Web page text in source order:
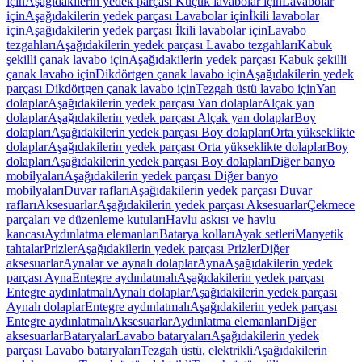
içinAşağıdakilerin yedek parçası Lavabolar içinİkili lavabolar
içinAşağıdakilerin yedek parçası İkili lavabolar içinLavabo
tezgahlarıAşağıdakilerin yedek parçası Lavabo tezgahlarıKabuk
şekilli çanak lavabo içinAşağıdakilerin yedek parçası Kabuk şekilli
çanak lavabo içinDikdörtgen çanak lavabo içinAşağıdakilerin yedek
parçası Dikdörtgen çanak lavabo içinTezgah üstü lavabo içinYan
dolaplarAşağıdakilerin yedek parçası Yan dolaplarAlçak yan
dolaplarAşağıdakilerin yedek parçası Alçak yan dolaplarBoy
dolaplarıAşağıdakilerin yedek parçası Boy dolaplarıOrta yükseklikte
dolaplarAşağıdakilerin yedek parçası Orta yükseklikte dolaplarBoy
dolaplarıAşağıdakilerin yedek parçası Boy dolaplarıDiğer banyo
mobilyalarıAşağıdakilerin yedek parçası Diğer banyo
mobilyalarıDuvar raflarıAşağıdakilerin yedek parçası Duvar
raflarıAksesuarlarAşağıdakilerin yedek parçası AksesuarlarÇekmece
parçaları ve düzenleme kutularıHavlu askısı ve havlu
kancasıAydınlatma elemanlarıBatarya kollarıAyak setleriManyetik
tahtalarPrizlerAşağıdakilerin yedek parçası PrizlerDiğer
aksesuarlarAynalar ve aynalı dolaplarAynaAşağıdakilerin yedek
parçası AynaEntegre aydınlatmalıAşağıdakilerin yedek parçası
Entegre aydınlatmalıAynalı dolaplarAşağıdakilerin yedek parçası
Aynalı dolaplarEntegre aydınlatmalıAşağıdakilerin yedek parçası
Entegre aydınlatmalıAksesuarlarAydınlatma elemanlarıDiğer
aksesuarlarBataryalarLavabo bataryalarıAşağıdakilerin yedek
parçası Lavabo bataryalarıTezgah üstü, elektrikliAşağıdakilerin